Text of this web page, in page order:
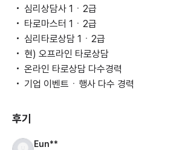
✔ 시간을 끌지 않습니다.
✔ 첫 5분 안에 핵심을 먼저 말씀드립니다.
✔ 듣기 좋은 말보다 필요한 말을 드립니다.
✔ 감정이 아닌 현실적인 기준을 함께 찾아드립
──────────────────
• 상대의 진심이 궁금한 분
• 반복되는 관계를 끝내고 싶은 분
• 희망고문보다 현실적인 상담을 원하는 분
️심리상담사 1ㆍ2급
️타로마스터 1ㆍ2급
️심리타로상담 1ㆍ2급
️현) 오프라인 타로상담
️온라인 타로상담 다수경력
️기업 이벤트ㆍ행사 다수 경력
후기
Eun**